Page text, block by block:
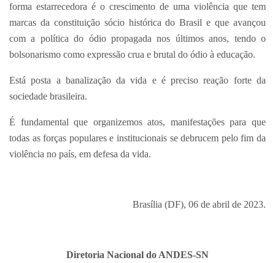
forma estarrecedora é o crescimento de uma violência que tem
marcas da constituição sócio histórica do Brasil e que avançou
com a política do ódio propagada nos últimos anos, tendo o
bolsonarismo como expressão crua e brutal do ódio à educação.
Está posta a banalização da vida e é preciso reação forte da
sociedade brasileira.
É fundamental que organizemos atos, manifestações para que
todas as forças populares e institucionais se debrucem pelo fim da
violência no país, em defesa da vida.
Brasília (DF), 06 de abril de 2023.
Diretoria Nacional do ANDES-SN